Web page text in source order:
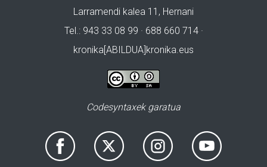
Larramendi kalea 11, Hernani
Tel.: 943 33 08 99 · 688 660 714 ·
kronika[ABILDUA]kronika.eus
Codesyntaxek garatua